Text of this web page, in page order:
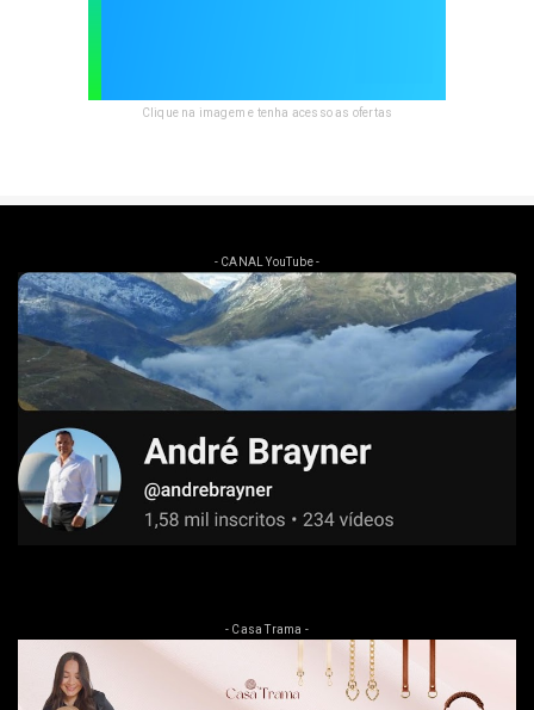
Clique na imagem e tenha acesso as ofertas
- CANAL YouTube -
- Casa Trama -